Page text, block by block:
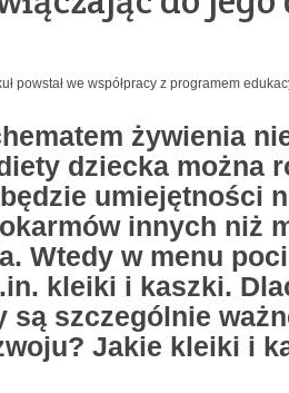
powstał we współpracy z programem
żywienia
dziecka można
umiejętności
innych niż
Wtedy w menu
kleiki i kaszki.
są szczególnie
Jakie kleiki i